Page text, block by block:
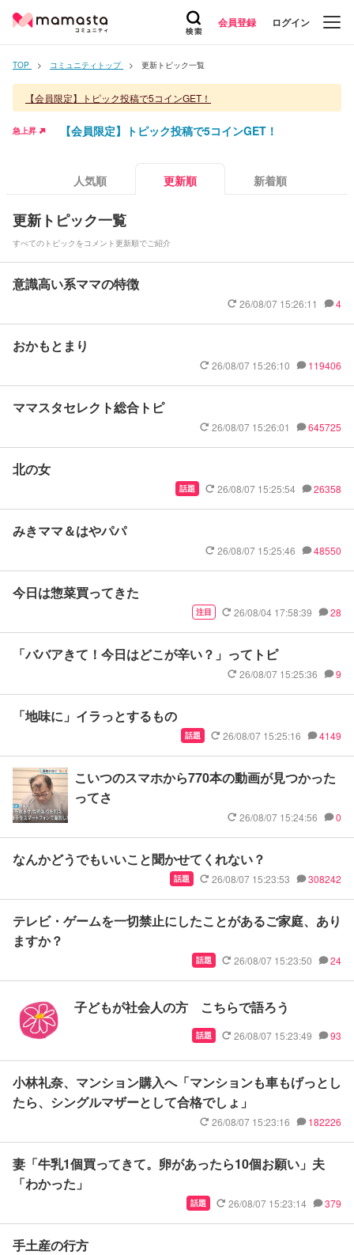
会員登録 ログイン
TOP コミュニティトップ 更新トピック一覧
【会員限定】トピック投稿で5コインGET！
急上昇 【会員限定】トピック投稿で5コインGET！
人気順 更新順 新着順
更新トピック一覧
すべてのトピックをコメント更新順でご紹介
意識高い系ママの特徴
26/08/07 15:26:11 4
おかもとまり
26/08/07 15:26:10 119406
ママスタセレクト総合トピ
26/08/07 15:26:01 645725
北の女
話題 26/08/07 15:25:54 26358
みきママ＆はやパパ
26/08/07 15:25:46 48550
今日は惣菜買ってきた
注目 26/08/04 17:58:39 28
「ババアきて！今日はどこが辛い？」ってトピ
26/08/07 15:25:36 9
「地味に」イラっとするもの
話題 26/08/07 15:25:16 4149
こいつのスマホから770本の動画が見つかった
ってさ
26/08/07 15:24:56 0
なんかどうでもいいこと聞かせてくれない？
話題 26/08/07 15:23:53 308242
テレビ・ゲームを一切禁止にしたことがあるご家庭、あり
ますか？
話題 26/08/07 15:23:50 24
子どもが社会人の方 こちらで語ろう
話題 26/08/07 15:23:49 93
小林礼奈、マンション購入へ「マンションも車もげっとし
たら、シングルマザーとして合格でしょ」
26/08/07 15:23:16 182226
妻「牛乳1個買ってきて。卵があったら10個お願い」夫
「わかった」
話題 26/08/07 15:23:14 379
手土産の行方